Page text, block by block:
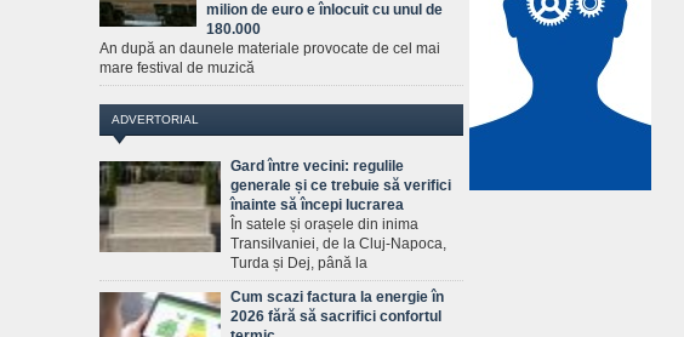
milion de euro e înlocuit cu unul de
180.000
An după an daunele materiale provocate de cel mai
mare festival de muzică
ADVERTORIAL
Gard între vecini: regulile
generale și ce trebuie să verifici
înainte să începi lucrarea
În satele și orașele din inima
Transilvaniei, de la Cluj-Napoca,
Turda și Dej, până la
Cum scazi factura la energie în
2026 fără să sacrifici confortul